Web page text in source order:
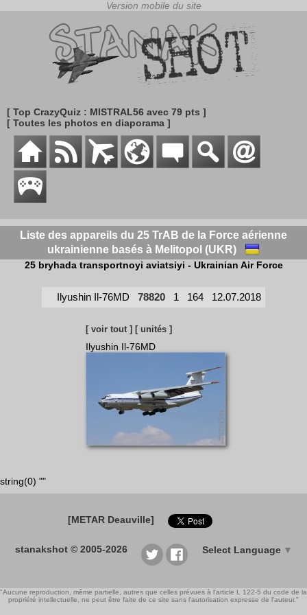
[ Top CrazyQuiz : MISTRAL56 avec 79 pts ]
[ Toutes les photos en diaporama ]
Liste des appareils du 25 TrAB de la Force aérienne
ukrainienne basés à Melitopol (UKR)
25 bryhada transportnoyi aviatsiyi - Ukrainian Air Force
Ilyushin Il-76MD 78820 1 164 12.07.2018
[ voir tout ] [ unités ]
Ilyushin Il-76MD
string(0) ""
[METAR Deauville]
stanakshot © 2005-2026 Select Language ▼
"Aucune reproduction, même partielle, autres que celles prévues à l'article L 122-5 du code de la
propriété intellectuelle, ne peut être faite de ce site sans l'autorisation expresse de l'auteur."